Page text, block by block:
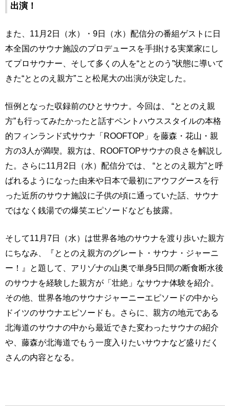
出演！
また、11月2日（水）・9日（水）配信分の番組ゲストに日
本全国のサウナ施設のプロデュースを手掛ける実業家にし
てプロサウナー、そして多くの人を“ととのう”状態に導いて
きた“ととのえ親方”こと松尾大の出演が決定した。
恒例となった収録前のひとサウナ。今回は、 “ととのえ親
方”も行ってみたかったと話すペントハウススタイルの本格
的フィンランド式サウナ「ROOFTOP」を藤森・花山・親
方の3人が満喫。親方は、ROOFTOPサウナの良さを解説し
た。さらに11月2日（水）配信分では、 “ととのえ親方”と呼
ばれるようになった由来や日本で最初にアウフグースを行
った近所のサウナ施設に子供の頃に通っていた話、サウナ
ではなく銭湯での爆笑エピソードなども披露。
そして11月7日（水）は世界各地のサウナを渡り歩いた親方
にちなみ、『ととのえ親方のグレート・サウナ・ジャーニ
ー！』と題して、アリゾナの山奥で単身5日間の断食断水後
のサウナを経験した親方が「壮絶」なサウナ体験を紹介。
その他、世界各地のサウナジャーニーエピソードの中から
ドイツのサウナエピソードも。さらに、親方の地元である
北海道のサウナの中から最近できた変わったサウナの紹介
や、藤森が北海道でもう一度入りたいサウナなど盛りだく
さんの内容となる。